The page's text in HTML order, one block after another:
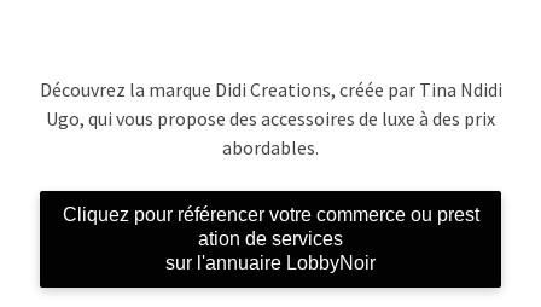
Découvrez la marque Didi Creations, créée par Tina Ndidi
Ugo, qui vous propose des accessoires de luxe à des prix
abordables.
Cliquez pour référencer votre commerce ou prest
ation de services
sur l'annuaire LobbyNoir